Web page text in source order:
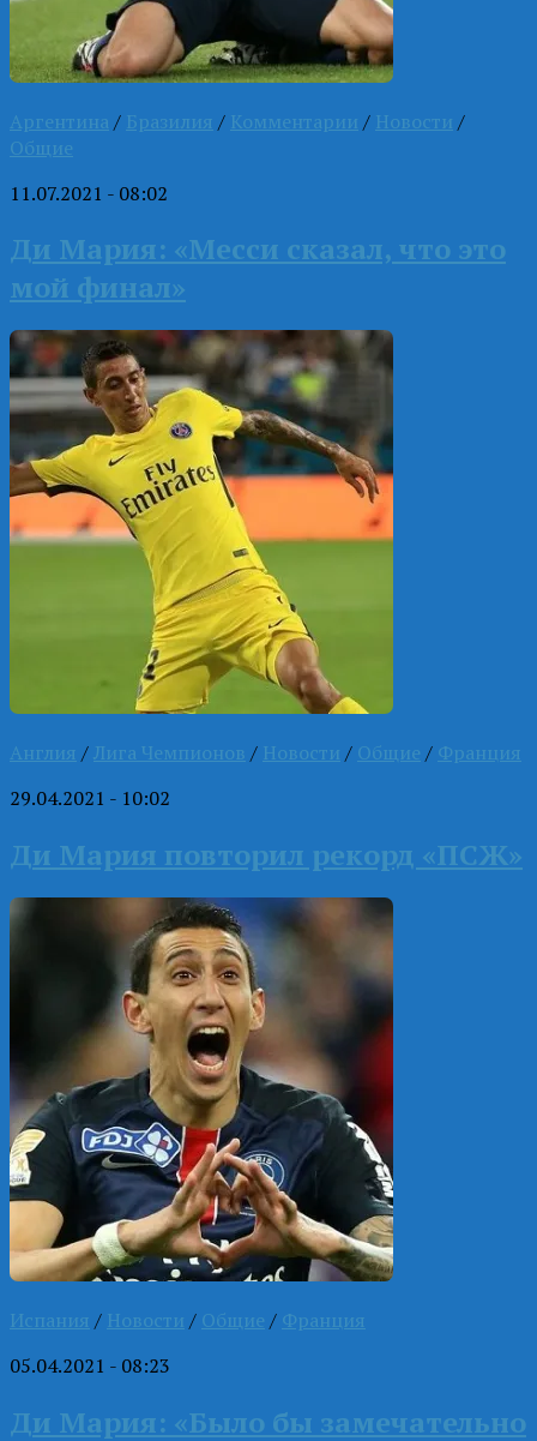
Аргентина / Бразилия / Комментарии / Новости /
Общие
11.07.2021 - 08:02
Ди Мария: «Месси сказал, что это
мой финал»
Англия /Лига Чемпионов / Новости / Общие / Франция
29.04.2021 - 10:02
Ди Мария повторил рекорд «ПСЖ»
Испания / Новости / Общие / Франция
05.04.2021 - 08:23
Ди Мария: «Было бы замечательно